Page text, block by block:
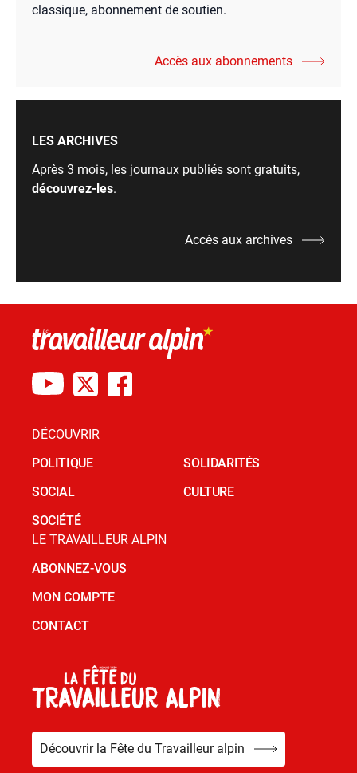
classique, abonnement de soutien.
Accès aux abonnements
LES ARCHIVES
Après 3 mois, les journaux publiés sont gratuits,
découvrez-les.
Accès aux archives
DÉCOUVRIR
POLITIQUE
SOCIAL
SOCIÉTÉ
SOLIDARITÉS
CULTURE
LE TRAVAILLEUR ALPIN
ABONNEZ-VOUS
MON COMPTE
CONTACT
Découvrir la Fête du Travailleur alpin